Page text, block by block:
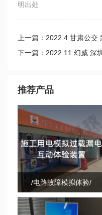
明出处
上一篇：2022.4 甘肃公
下一篇：2022.11 幻威 深
推荐产品
/电路故障模拟体验/